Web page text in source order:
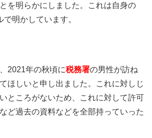
を明らかにしました。これは自身の
明かしています。
2021年の秋頃に税務署の男性が訪ね
ほしいと申し出ました。これに対しじ
ところがないため、これに対して許可
ど過去の資料などを全部持っていった